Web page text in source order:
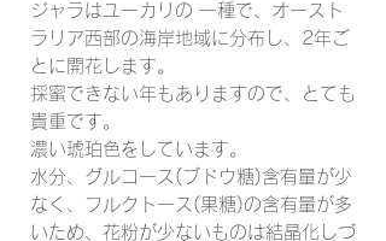
ジャラはユーカリの 一種で、オースト
ラリア西部の海岸地域に分布し、2年ご
とに開花します。
採蜜できない年もありますので、とても
貴重です。
濃い琥珀色をしています。
水分、グルコース(ブドウ糖)含有量が少
なく、フルクトース(果糖)の含有量が多
いため、花粉が少ないものは結晶化しづ